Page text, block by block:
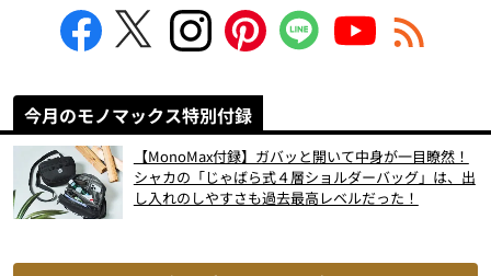
今月のモノマックス特別付録
【MonoMax付録】ガバッと開いて中身が一目瞭然！
シャカの「じゃばら式４層ショルダーバッグ」は、出
し入れのしやすさも過去最高レベルだった！